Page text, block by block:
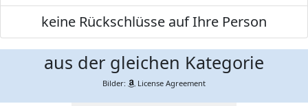
keine Rückschlüsse auf Ihre Person
aus der gleichen Kategorie
Bilder: License Agreement